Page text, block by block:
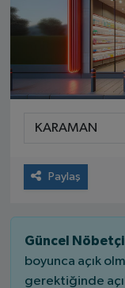
Paylaş
Güncel
boyunca açık
gerektiğinde